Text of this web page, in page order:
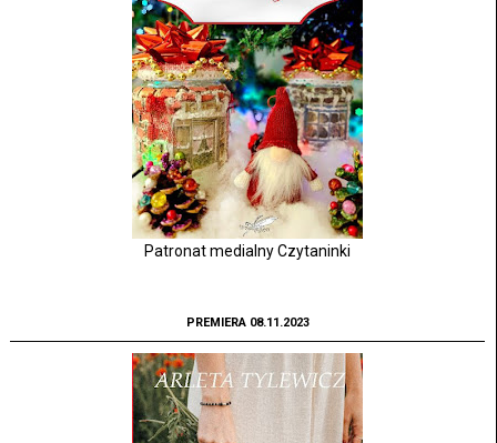
Patronat medialny Czytaninki
PREMIERA 08.11.2023